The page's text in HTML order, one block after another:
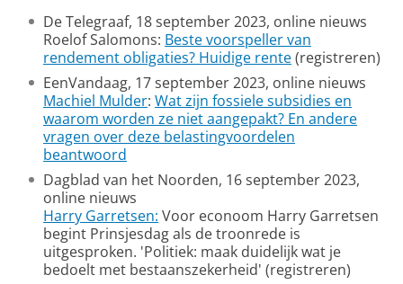
De Telegraaf, 18 september 2023, online nieuws
Roelof Salomons: Beste voorspeller van
rendement obligaties? Huidige rente(registreren)
EenVandaag, 17 september 2023, online nieuws
Machiel Mulder: Wat zijn fossiele subsidies en
waarom worden ze niet aangepakt? En andere
vragen over deze belastingvoordelen
beantwoord
Dagblad van het Noorden, 16 september 2023,
online nieuws
Harry Garretsen: Voor econoom Harry Garretsen
begint Prinsjesdag als de troonrede is
uitgesproken. 'Politiek: maak duidelijk wat je
bedoelt met bestaanszekerheid' (registreren)